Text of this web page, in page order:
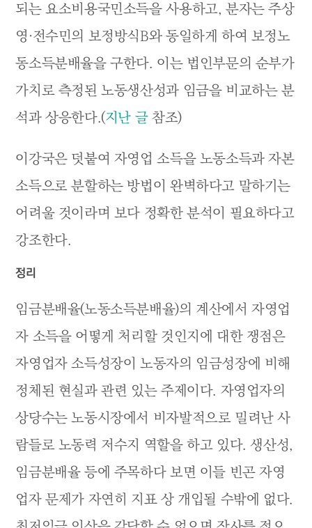
되는 요소비용국민소득을 사용하고, 분자는 주상
영·전수민의 보정방식B와 동일하게 하여 보정노
동소득분배율을 구한다. 이는 법인부문의 순부가
가치로 측정된 노동생산성과 임금을 비교하는 분
석과 상응한다.(지난 글참조)
이강국은 덧붙여 자영업 소득을 노동소득과 자본
소득으로 분할하는 방법이 완벽하다고 말하기는
어려울 것이라며 보다 정확한 분석이 필요하다고
강조한다.
정리
임금분배율(노동소득분배율)의 계산에서 자영업
자 소득을 어떻게 처리할 것인지에 대한 쟁점은
자영업자 소득성장이 노동자의 임금성장에 비해
정체된 현실과 관련 있는 주제이다. 자영업자의
상당수는 노동시장에서 비자발적으로 밀려난 사
람들로 노동력 저수지 역할을 하고 있다. 생산성,
임금분배율 등에 주목하다 보면 이들 빈곤 자영
업자 문제가 자연히 지표 상 개입될 수밖에 없다.